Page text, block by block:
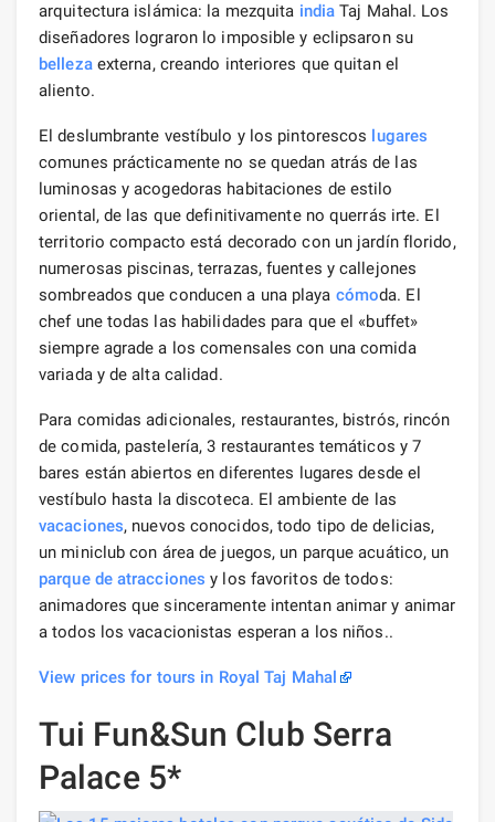
arquitectura islámica: la mezquita india Taj Mahal. Los
diseñadores lograron lo imposible y eclipsaron su
bellezaexterna, creando interiores que quitan el
aliento.
El deslumbrante vestíbulo y los pintorescos lugares
comunes prácticamente no se quedan atrás de las
luminosas y acogedoras habitaciones de estilo
oriental, de las que definitivamente no querrás irte. El
territorio compacto está decorado con un jardín florido,
numerosas piscinas, terrazas, fuentes y callejones
sombreados que conducen a una playa cómoda. El
chef une todas las habilidades para que el «buffet»
siempre agrade a los comensales con una comida
variada y de alta calidad.
Para comidas adicionales, restaurantes, bistrós, rincón
de comida, pastelería, 3 restaurantes temáticos y 7
bares están abiertos en diferentes lugares desde el
vestíbulo hasta la discoteca. El ambiente de las
vacaciones, nuevos conocidos, todo tipo de delicias,
un miniclub con área de juegos, un parque acuático, un
parque de atracciones y los favoritos de todos:
animadores que sinceramente intentan animar y animar
a todos los vacacionistas esperan a los niños..
View prices for tours in Royal Taj Mahal
Tui Fun&Sun Club Serra
Palace 5*